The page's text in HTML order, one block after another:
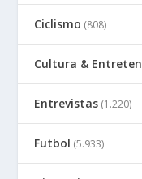
Ciclismo (808)
Cultura &
Entrevistas (1.220)
Futbol (5.933)